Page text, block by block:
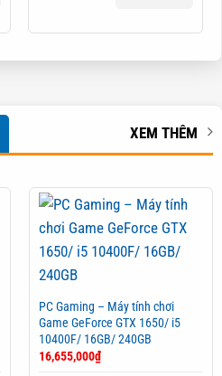
XEM THÊM
PC Gaming – Máy tính chơi
Game GeForce GTX 1650/ i5
10400F/ 16GB/ 240GB
16,655,000₫